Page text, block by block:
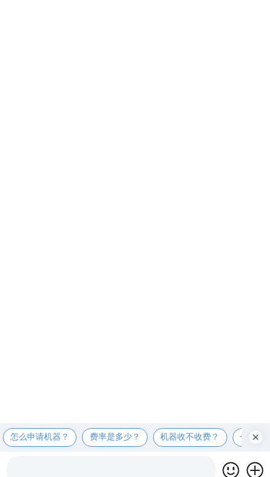
怎么申请机器？ 费率是多少？ 机器收不收费？ 个人可